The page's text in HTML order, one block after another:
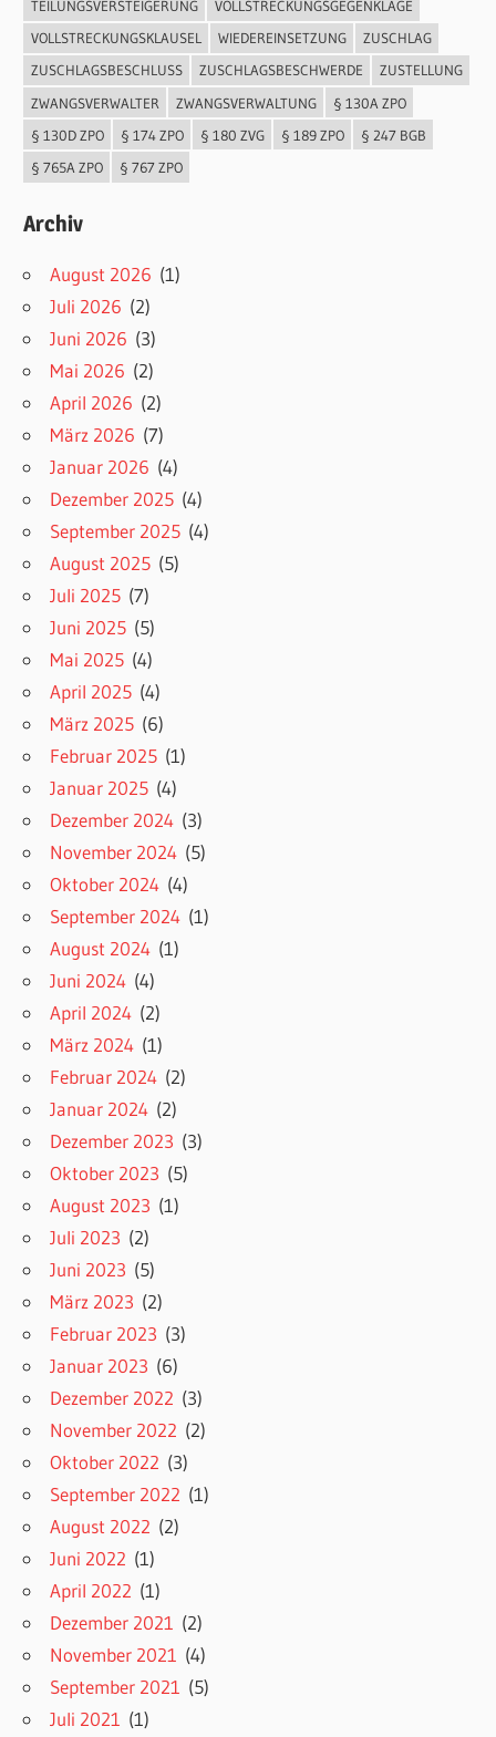
TEILUNGSVERSTEIGERUNG
VOLLSTRECKUNGSGEGENKLAGE
VOLLSTRECKUNGSKLAUSEL
WIEDEREINSETZUNG
ZUSCHLAG
ZUSCHLAGSBESCHLUSS
ZUSCHLAGSBESCHWERDE
ZUSTELLUNG
ZWANGSVERWALTER
ZWANGSVERWALTUNG
§ 130A ZPO
§ 130D ZPO
§ 174 ZPO § 180 ZVG § 189 ZPO
§ 247 BGB
§ 765A ZPO
§ 767 ZPO
Archiv
August 2026 (1)
Juli 2026 (2)
Juni 2026 (3)
Mai 2026 (2)
April 2026 (2)
März 2026 (7)
Januar 2026 (4)
Dezember 2025 (4)
September 2025 (4)
August 2025 (5)
Juli 2025 (7)
Juni 2025 (5)
Mai 2025 (4)
April 2025 (4)
März 2025 (6)
Februar 2025 (1)
Januar 2025 (4)
Dezember 2024 (3)
November 2024 (5)
Oktober 2024 (4)
September 2024 (1)
August 2024 (1)
Juni 2024 (4)
April 2024 (2)
März 2024 (1)
Februar 2024 (2)
Januar 2024 (2)
Dezember 2023 (3)
Oktober 2023 (5)
August 2023 (1)
Juli 2023 (2)
Juni 2023 (5)
März 2023 (2)
Februar 2023 (3)
Januar 2023 (6)
Dezember 2022 (3)
November 2022 (2)
Oktober 2022 (3)
September 2022 (1)
August 2022 (2)
Juni 2022 (1)
April 2022 (1)
Dezember 2021 (2)
November 2021 (4)
September 2021 (5)
Juli 2021 (1)